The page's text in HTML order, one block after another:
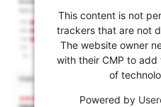
This content is not
trackers that are not
The website owner
with their CMP to
of
Powered by